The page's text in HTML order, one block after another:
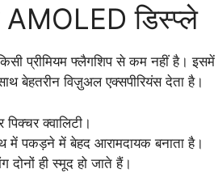
AMOLED डिस्प्ले
प्रीमियम फ्लैगशिप से कम नहीं है।
बेहतरीन विज़ुअल एक्सपीरियंस देता है।
पिक्चर क्वालिटी।
में पकड़ने में बेहद आरामदायक बनाता है।
दोनों ही स्मूद हो जाते हैं।